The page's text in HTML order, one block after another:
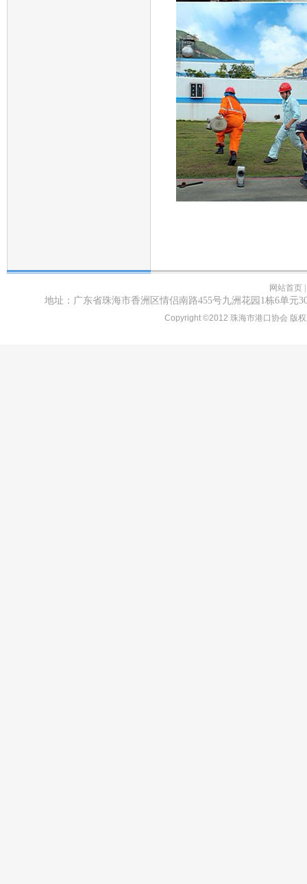
团体标准编号变更公告
关于报名全日制大专学历--“现代学徒制学习”的通
网站首页
地址：广东省珠海市香洲区情侣南路455号九洲花园1栋6单元
Copyright ©2012 珠海市港口协会 版